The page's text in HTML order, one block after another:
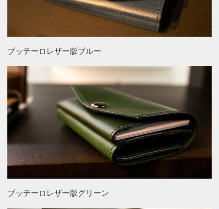
ブッテーロレザー版ブルー
ブッテーロレザー版グリーン